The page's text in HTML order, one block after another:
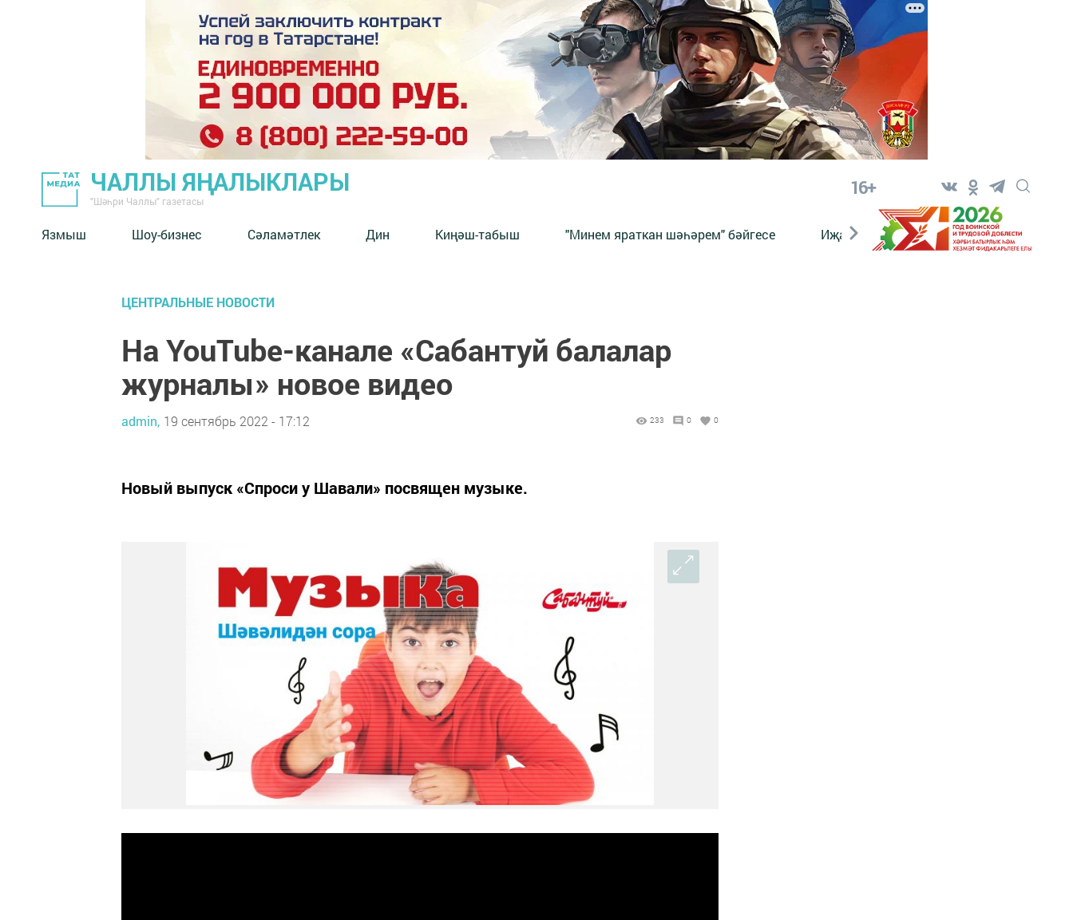
ЧАЛЛЫ ЯҢАЛЫКЛАРЫ
"Шәһри Чаллы" газетасы
16+
Язмыш Шоу-бизнес Сәламәтлек Дин Киңәш-табыш "Минем яраткан шәһәрем" бәйгесе Иҗат Реклама Онлайн
ЦЕНТРАЛЬНЫЕ НОВОСТИ
На YouTube-канале «Сабантуй балалар
журналы» новое видео
admin, 19 сентябрь 2022 - 17:12 233 0 0
Новый выпуск «Спроси у Шавали» посвящен музыке.